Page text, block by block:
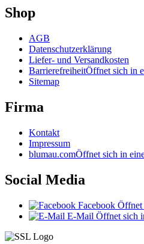
Shop
AGB
Datenschutzerklärung
Liefer- und Versandkosten
BarrierefreiheitÖffnet sich in
Sitemap
Firma
Kontakt
Impressum
blumau.comÖffnet sich in
Social Media
Facebook Öffnet
E-Mail Öffnet sich